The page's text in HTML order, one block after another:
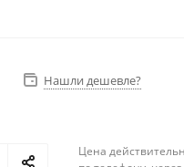
Нашли дешевле?
Цена